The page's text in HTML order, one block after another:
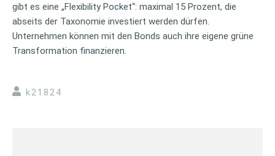
gibt es eine „Flexibility Pocket“: maximal 15 Prozent, die
abseits der Taxonomie investiert werden dürfen.
Unternehmen können mit den Bonds auch ihre eigene grüne
Transformation finanzieren.
k21824